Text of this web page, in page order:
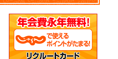
真を投稿する